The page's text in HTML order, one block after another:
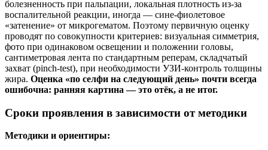
болезненность при пальпации, локальная плотность из‑за
воспалительной реакции, иногда — сине‑фиолетовое
«затенение» от микрогематом. Поэтому первичную оценку
проводят по совокупности критериев: визуальная симметрия,
фото при одинаковом освещении и положении головы,
сантиметровая лента по стандартным реперам, складчатый
захват (pinch‑test), при необходимости УЗИ‑контроль толщины
жира. Оценка «по селфи на следующий день» почти всегда
ошибочна: ранняя картина — это отёк, а не итог.
Сроки проявления в зависимости от методики
Методики и ориентиры: